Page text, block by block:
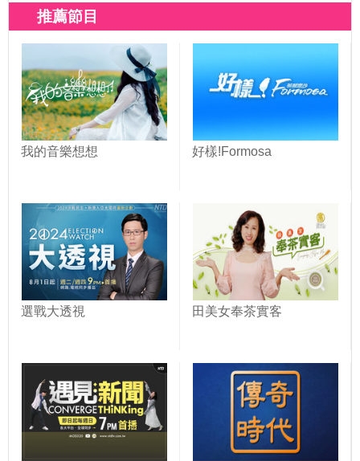
推薦節目
我的音樂想想 好樣!Formosa
選戰大透視 田美女奉茶實客